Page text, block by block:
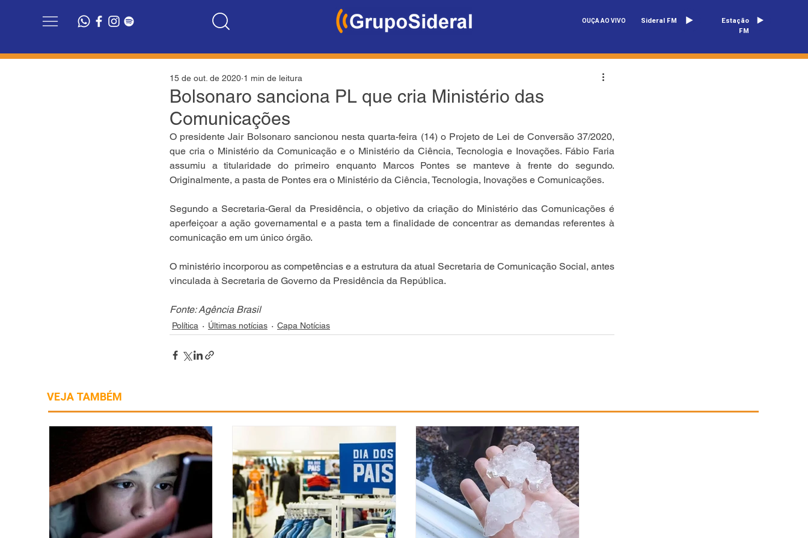
OUÇA AO VIVO Sideral FM
Estação
FM
Bolsonaro sanciona PL que cria Ministério das
Comunicações
15 de out. de 2020 1 min de leitura
O presidente Jair Bolsonaro sancionou nesta quarta-feira (14) o Projeto de Lei de Conversão 37/2020,
que cria o Ministério da Comunicação e o Ministério da Ciência, Tecnologia e Inovações. Fábio Faria
assumiu a titularidade do primeiro enquanto Marcos Pontes se manteve à frente do segundo.
Originalmente, a pasta de Pontes era o Ministério da Ciência, Tecnologia, Inovações e Comunicações.
Segundo a Secretaria-Geral da Presidência, o objetivo da criação do Ministério das Comunicações é
aperfeiçoar a ação governamental e a pasta tem a finalidade de concentrar as demandas referentes à
comunicação em um único órgão.
O ministério incorporou as competências e a estrutura da atual Secretaria de Comunicação Social, antes
vinculada à Secretaria de Governo da Presidência da República.
Fonte: Agência Brasil
Política Últimas notícias Capa Notícias
VEJA TAMBÉM